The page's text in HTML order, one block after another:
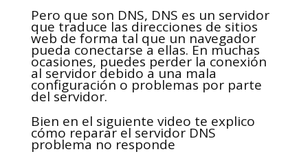
Pero que son DNS, DNS es un servidor
que traduce las direcciones de sitios
web de forma tal que un navegador
pueda conectarse a ellas. En muchas
ocasiones, puedes perder la conexión
al servidor debido a una mala
configuración o problemas por parte
del servidor.
Bien en el siguiente video te explico
cómo reparar el servidor DNS
problema no responde